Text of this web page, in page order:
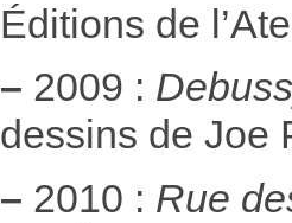
Éditions de
– 2009 :
dessins de Joe
– 2010 : Rue